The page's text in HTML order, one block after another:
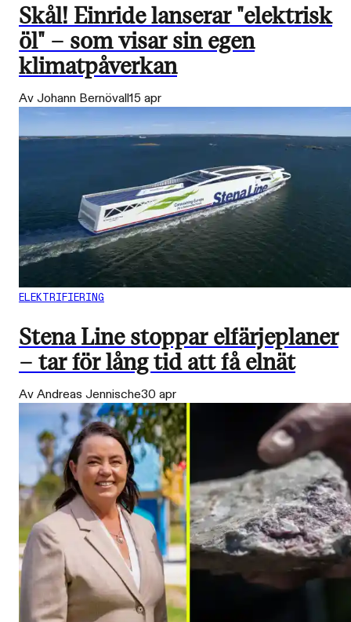
Skål! Einride lanserar "elektrisk
öl" – som visar sin egen
klimatpåverkan
Av Johann Bernövall15 apr
ELEKTRIFIERING
Stena Line stoppar elfärjeplaner
– tar för lång tid att få elnät
Av Andreas Jennische30 apr